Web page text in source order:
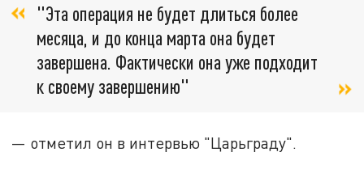
"Эта операция не будет длиться более
месяца, и до конца марта она будет
завершена. Фактически она уже подходит
к своему завершению"
— отметил он в интервью "Царьграду".